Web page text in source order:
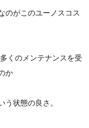
のがこのユーノスコス
くのメンテナンスを受
か
う状態の良さ。